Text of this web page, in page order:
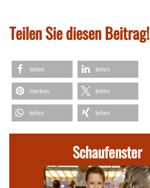
Teilen Sie diesen Beitrag!
teilen teilen
merken teilen
teilen teilen
Schaufenster